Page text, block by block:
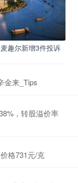
趣尔新增3件投诉
金来_Tips
，转股溢价率
格731元/克